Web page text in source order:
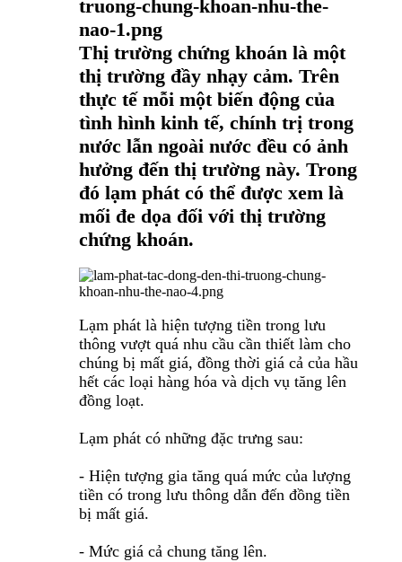
Thị trường chứng khoán là một
thị trường đầy nhạy cảm. Trên
thực tế mỗi một biến động của
tình hình kinh tế, chính trị trong
nước lẫn ngoài nước đều có ảnh
hưởng đến thị trường này. Trong
đó lạm phát có thể được xem là
mối đe dọa đối với thị trường
chứng khoán.
Lạm phát là hiện tượng tiền trong lưu
thông vượt quá nhu cầu cần thiết làm cho
chúng bị mất giá, đồng thời giá cả của hầu
hết các loại hàng hóa và dịch vụ tăng lên
đồng loạt.
Lạm phát có những đặc trưng sau:
- Hiện tượng gia tăng quá mức của lượng
tiền có trong lưu thông dẫn đến đồng tiền
bị mất giá.
- Mức giá cả chung tăng lên.